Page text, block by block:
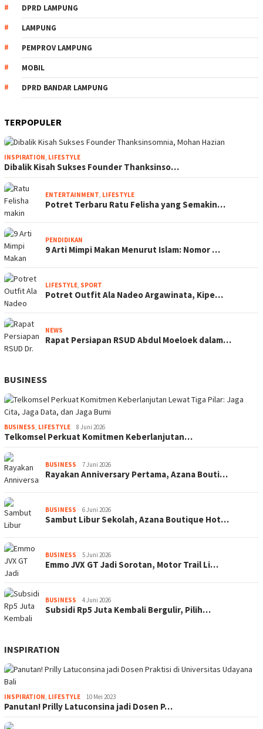
DPRD LAMPUNG
LAMPUNG
PEMPROV LAMPUNG
MOBIL
DPRD BANDAR LAMPUNG
TERPOPULER
INSPIRATION, LIFESTYLE
Dibalik Kisah Sukses Founder Thanksinso…
ENTERTAINMENT, LIFESTYLE
Potret Terbaru Ratu Felisha yang Semakin…
PENDIDIKAN
9 Arti Mimpi Makan Menurut Islam: Nomor …
LIFESTYLE, SPORT
Potret Outfit Ala Nadeo Argawinata, Kipe…
NEWS
Rapat Persiapan RSUD Abdul Moeloek dalam…
BUSINESS
BUSINESS, LIFESTYLE 8 Juni 2026
Telkomsel Perkuat Komitmen Keberlanjutan…
BUSINESS 7 Juni 2026
Rayakan Anniversary Pertama, Azana Bouti…
BUSINESS 6 Juni 2026
Sambut Libur Sekolah, Azana Boutique Hot…
BUSINESS 5 Juni 2026
Emmo JVX GT Jadi Sorotan, Motor Trail Li…
BUSINESS 4 Juni 2026
Subsidi Rp5 Juta Kembali Bergulir, Pilih…
INSPIRATION
INSPIRATION, LIFESTYLE 10 Mei 2023
Panutan! Prilly Latuconsina jadi Dosen P…